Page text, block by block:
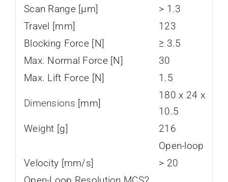
Scan Range [µm]
> 1.3
Travel [mm]
123
Blocking Force [N]
≥ 3.5
Max. Normal Force [N]
30
Max. Lift Force [N]
1.5
Dimensions [mm]
180 x 24 x
10.5
Weight [g]
216
Open-loop
Velocity [mm/s]
> 20